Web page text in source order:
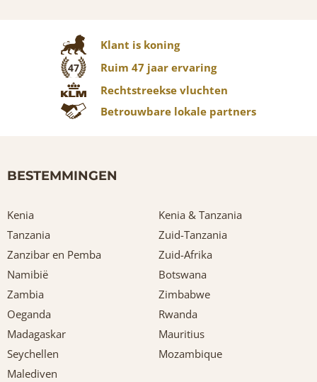
Klant is koning
47
Ruim 47 jaar ervaring
Rechtstreekse vluchten
Betrouwbare lokale partners
BESTEMMINGEN
Kenia
Kenia & Tanzania
Tanzania
Zuid-Tanzania
Zanzibar en Pemba
Zuid-Afrika
Namibië
Botswana
Zambia
Zimbabwe
Oeganda
Rwanda
Madagaskar
Mauritius
Seychellen
Mozambique
Malediven